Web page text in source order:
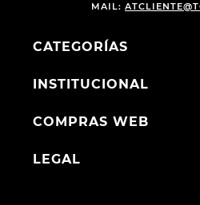
MAIL:
CATEGORÍAS
INSTITUCIONAL
COMPRAS WEB
LEGAL